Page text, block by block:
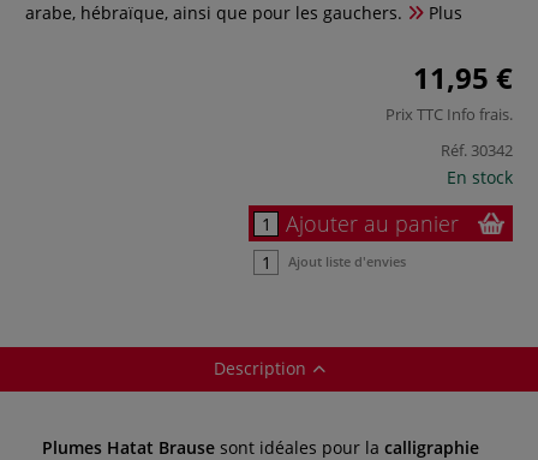
arabe, hébraïque, ainsi que pour les gauchers.
Plus
11,95 €
Prix TTC Info frais.
Réf. 30342
En stock
Ajouter au panier
Ajout liste d'envies
Description
Plumes Hatat Brause sont idéales pour la calligraphie